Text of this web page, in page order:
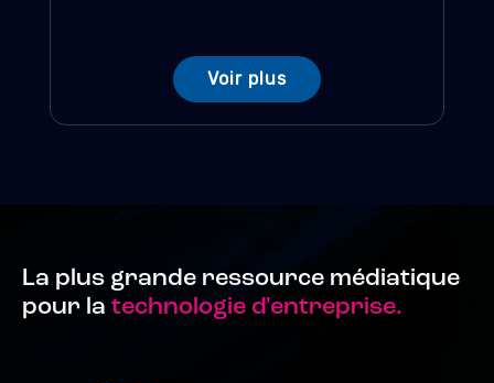
Voir plus
La plus grande ressource médiatique
pour la technologie d'entreprise.